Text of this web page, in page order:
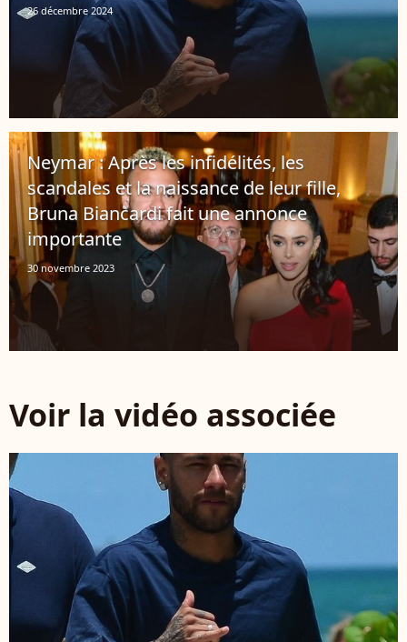
26 décembre 2024
Neymar : Après les infidélités, les
scandales et la naissance de leur fille,
Bruna Biancardi fait une annonce
importante
30 novembre 2023
Voir la vidéo associée